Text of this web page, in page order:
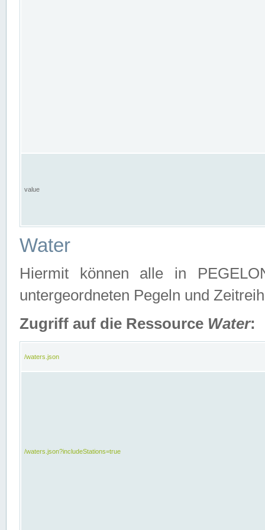
value
Water
Hiermit können alle in
untergeordneten Pegeln und
Zugriff auf die Ressource Water:
/waters.json
/waters.json?includeStations=true